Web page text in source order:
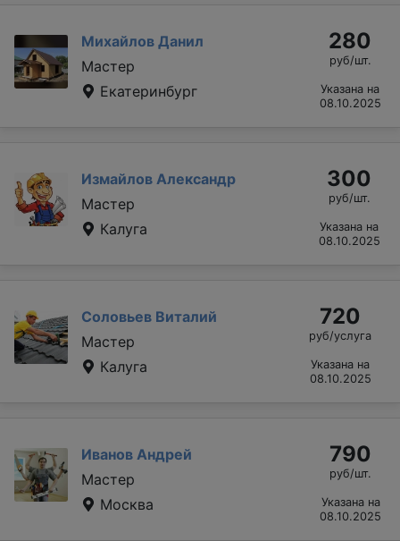
Михайлов Данил
Мастер
Екатеринбург
280
руб/шт.
Указана на
08.10.2025
Измайлов Александр
Мастер
Калуга
300
руб/шт.
Указана на
08.10.2025
Соловьев Виталий
Мастер
Калуга
720
руб/услуга
Указана на
08.10.2025
Иванов Андрей
Мастер
Москва
790
руб/шт.
Указана на
08.10.2025